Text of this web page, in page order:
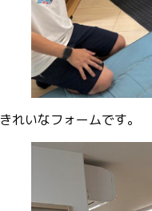
きれいなフォームです。